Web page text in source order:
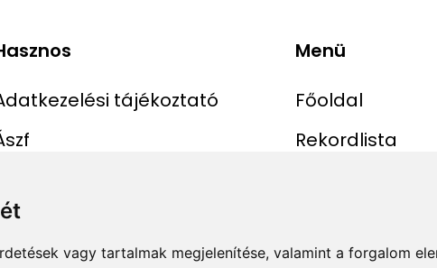
vagy tartalmak megjelenítése, valamint a forgalom
tájékoztató
Menü
Főoldal
Rekordlista